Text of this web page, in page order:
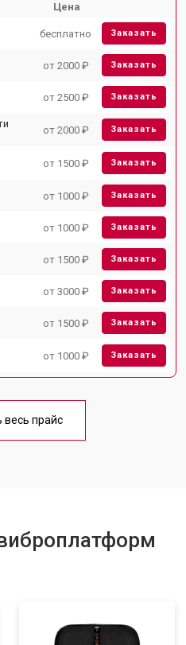
Цена
бесплатно Заказать
от 2000 ₽ Заказать
от 2500 ₽ Заказать
от 2000 ₽ Заказать
от 1500 ₽ Заказать
от 1000 ₽ Заказать
от 1000 ₽ Заказать
от 1500 ₽ Заказать
от 3000 ₽ Заказать
от 1500 ₽ Заказать
от 1000 ₽ Заказать
весь прайс